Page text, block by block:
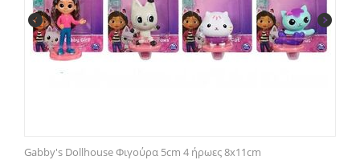
Gabby's Dollhouse Φιγούρα 5cm 4 ήρωες 8x11cm